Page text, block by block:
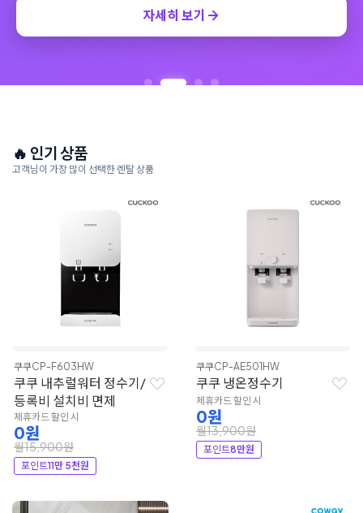
자세히 보기
🔥 인기 상품
고객님이 가장 많이 선택한 렌탈 상품
쿠쿠CP-F603HW
쿠쿠 내추럴워터 정수기/
등록비 설치비 면제
제휴카드 할인 시
0원
월15,900원
포인트11만 5천원
쿠쿠CP-AE501HW
쿠쿠 냉온정수기
제휴카드 할인 시
0원
월13,900원
포인트8만원